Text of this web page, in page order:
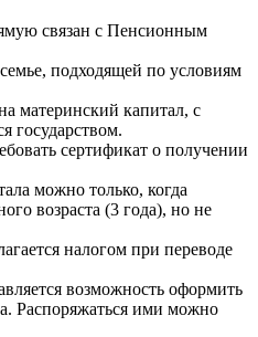
связан с Пенсионным
подходящей по условиям
материнский капитал, с
государством.
сертификат о получении
можно только, когда
возраста (3 года), но не
налогом при переводе
возможность оформить
Распоряжаться ими можно